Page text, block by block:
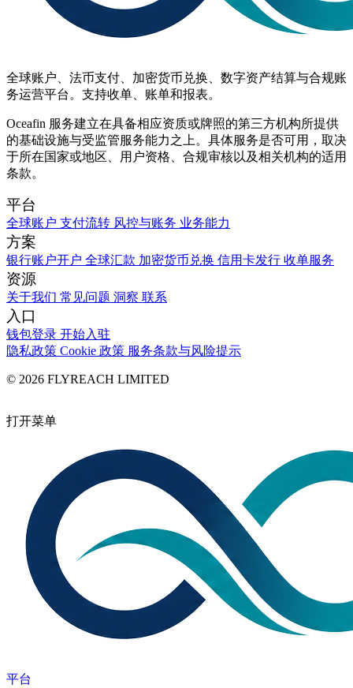
全球账户、法币支付、加密货币兑换、数字资产结算与合规账
务运营平台。支持收单、账单和报表。
Oceafin 服务建立在具备相应资质或牌照的第三方机构所提供
的基础设施与受监管服务能力之上。具体服务是否可用，取决
于所在国家或地区、用户资格、合规审核以及相关机构的适用
条款。
平台
全球账户 支付流转 风控与账务 业务能力
方案
银行账户开户 全球汇款 加密货币兑换 信用卡发行 收单服务
资源
关于我们 常见问题 洞察 联系
入口
钱包登录 开始入驻
隐私政策 Cookie 政策 服务条款与风险提示
© 2026 FLYREACH LIMITED
打开菜单
平台